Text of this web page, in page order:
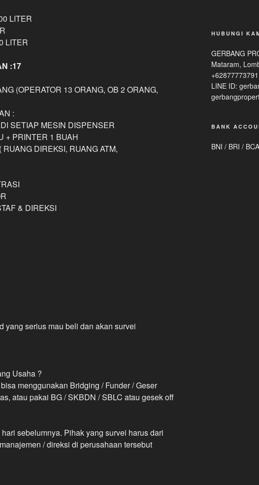
LITER
LITER
:17
(OPERATOR 13 ORANG, OB 2 ORANG,
:
SETIAP MESIN DISPENSER
+ PRINTER 1 BUAH
DIREKSI, RUANG ATM,
& DIREKSI
yang serius mau beli dan akan survei
Usaha ?
menggunakan Bridging / Funder / Geser
atau pakai BG / SKBDN / SBLC atau gesek off
sebelumnya. Pihak yang survei harus dari
/ direksi di perusahaan tersebut
HUBUNGI
GERBANG
Mataram,
LINE ID:
BANK
BNI / BRI / BCA